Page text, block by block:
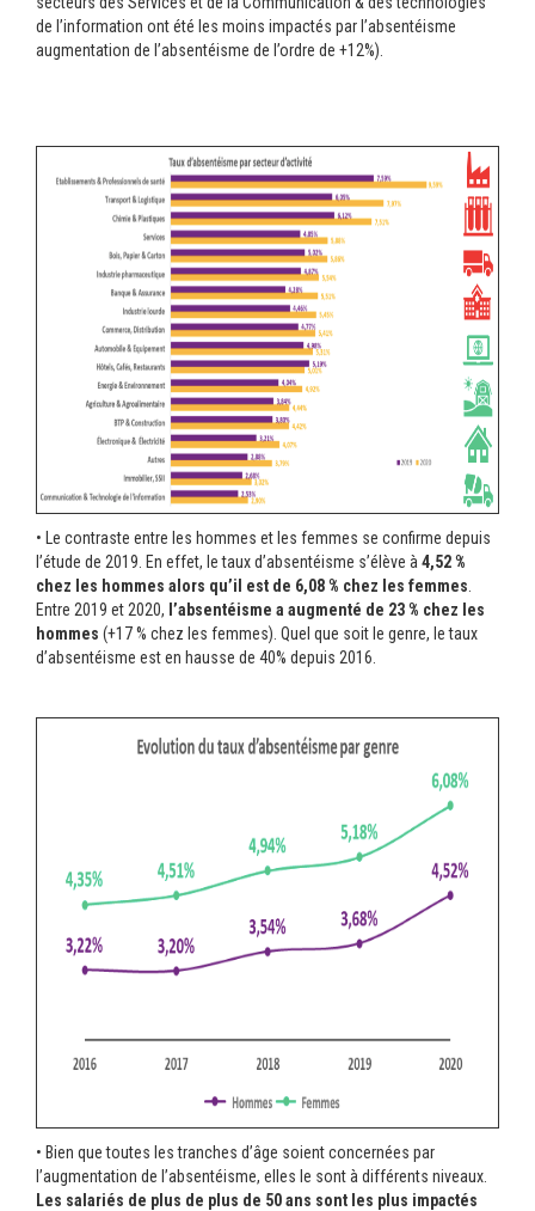
de l’information ont été les moins impactés par l’absentéisme
augmentation de l’absentéisme de l’ordre de +12%).
• Le contraste entre les hommes et les femmes se confirme depuis
l’étude de 2019. En effet, le taux d’absentéisme s’élève à 4,52 %
chez les hommes alors qu’il est de 6,08 % chez les femmes
Entre 2019 et 2020, l’absentéisme a augmenté de 23 % chez les
hommes (+17 % chez les femmes). Quel que soit le genre, le taux
d’absentéisme est en hausse de 40% depuis 2016.
• Bien que toutes les tranches d’âge soient concernées par
l’augmentation de l’absentéisme, elles le sont à différents niveaux.
Les salariés de plus de plus de 50 ans sont les plus impactés